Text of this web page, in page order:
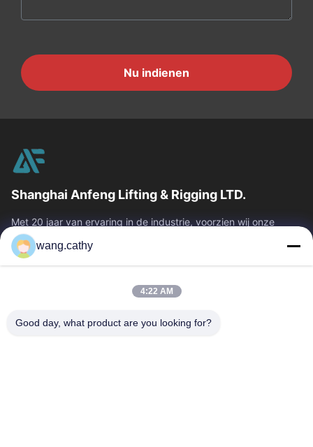
Nu indienen
Shanghai Anfeng Lifting & Rigging LTD.
Met 20 jaar van ervaring in de industrie, voorzien wij onze
klanten van premie die & producten en douane-ontworpen het
opheffen oplossingen...
Snelle Links
Producten
Video's
Ongeveer Ons
wang.cathy
4:22 AM
Good day, what product are you looking for?